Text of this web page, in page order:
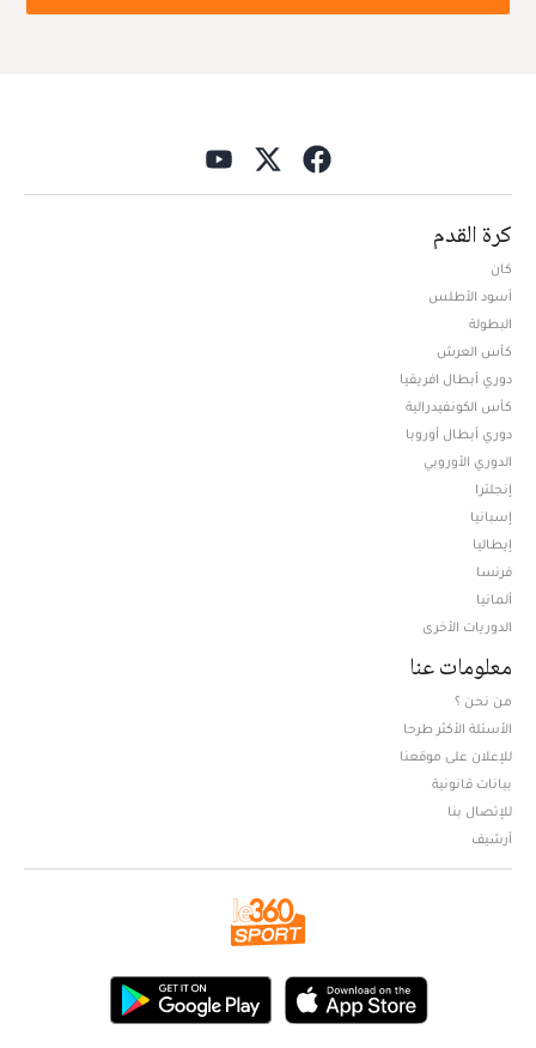
كرة القدم
كان
أسود الأطلس
البطولة
كأس العرش
دوري أبطال افريقيا
كأس الكونفيدرالية
دوري أبطال أوروبا
الدوري الأوروبي
إنجلترا
إسبانيا
إيطاليا
فرنسا
ألمانيا
الدوريات الأخرى
معلومات عنا
من نحن ؟
الأسئلة الأكثر طرحا
للإعلان على موقعنا
بيانات قانونية
للإتصال بنا
أرشيف